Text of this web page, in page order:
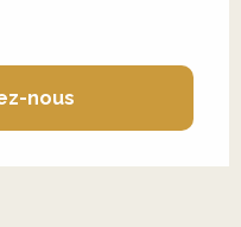
nous